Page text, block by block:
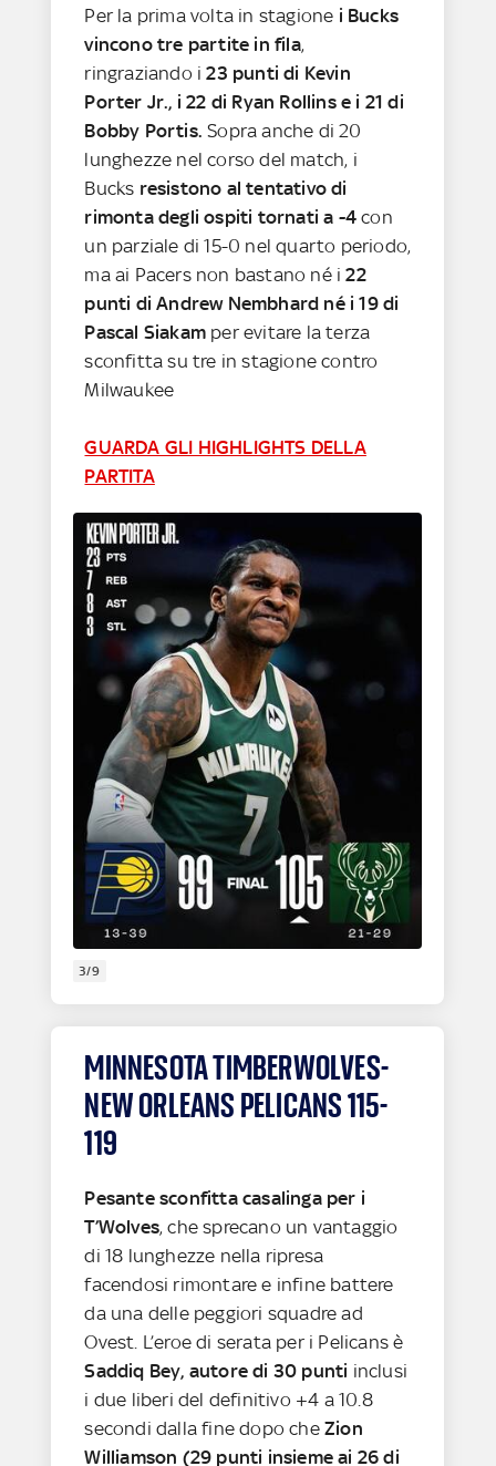
Per la prima volta in stagione i Bucks
vincono tre partite in fila,
ringraziando i23 punti di Kevin
Porter Jr., i 22 di Ryan Rollins e i 21 di
Bobby Portis.Sopra anche di 20
lunghezze nel corso del match, i
Bucks resistono al tentativo di
rimonta degli ospiti tornati a -4con
un parziale di 15-0 nel quarto periodo,
ma ai Pacers non bastano né i22
punti di Andrew Nembhard né i 19 di
Pascal Siakam per evitare la terza
sconfitta su tre in stagione contro
Milwaukee
GUARDA GLI HIGHLIGHTS DELLA
PARTITA
3/9
MINNESOTA TIMBERWOLVES-
NEW ORLEANS PELICANS 115-
119
Pesante sconfitta casalinga per i
T’Wolves, che sprecano un vantaggio
di 18 lunghezze nella ripresa
facendosi rimontare e infine battere
da una delle peggiori squadre ad
Ovest. L’eroe di serata per i Pelicans è
Saddiq Bey, autore di 30 punti inclusi
i due liberi del definitivo +4 a 10.8
secondi dalla fine dopo cheZion
Williamson (29 punti insieme ai 26 di